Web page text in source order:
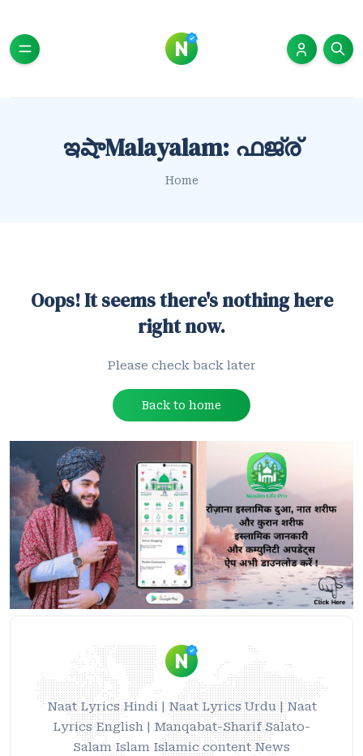
ఇషాMalayalam: ഫജ്ര്
Home
Oops! It seems there's nothing here
right now.
Please check back later
Back to home
Naat Lyrics Hindi | Naat Lyrics Urdu | Naat
Lyrics English | Manqabat-Sharif Salato-
Salam Islam Islamic content News